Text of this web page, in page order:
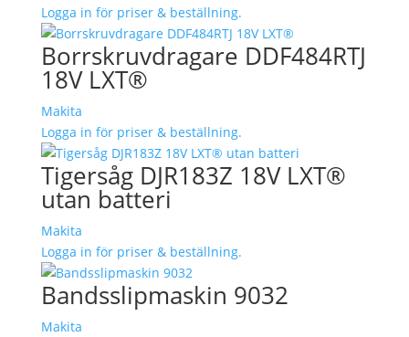
Logga in för priser & beställning.
Borrskruvdragare DDF484RTJ
18V LXT®
Makita
Logga in för priser & beställning.
Tigersåg DJR183Z 18V LXT®
utan batteri
Makita
Logga in för priser & beställning.
Bandsslipmaskin 9032
Makita